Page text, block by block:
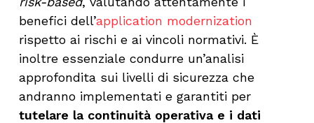
benefici dell’application modernization
rispetto ai rischi e ai vincoli normativi. È
inoltre essenziale condurre un’analisi
approfondita sui livelli di sicurezza che
andranno implementati e garantiti per
tutelare la continuità operativa e i dati